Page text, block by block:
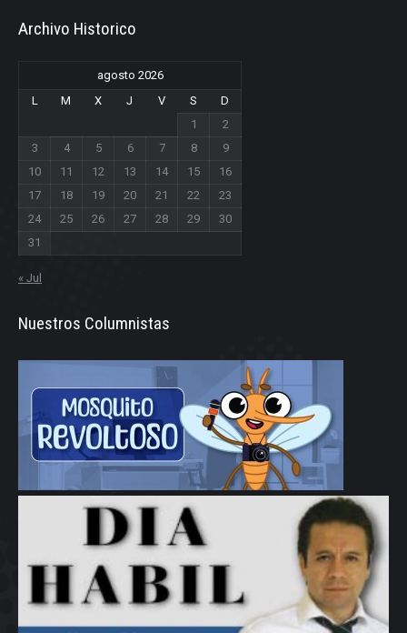
Archivo Historico
agosto 2026
L
M X J V S
D
1
2
3
4 5 6 7 8
9
10
11 12 13 14 15
16
17
18 19 20 21 22
23
24
25 26 27 28 29
30
31
« Jul
Nuestros Columnistas